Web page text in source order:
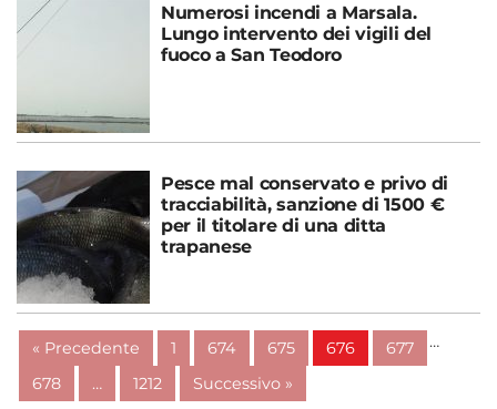
Numerosi incendi a Marsala.
Lungo intervento dei vigili del
fuoco a San Teodoro
Pesce mal conservato e privo di
tracciabilità, sanzione di 1500 €
per il titolare di una ditta
trapanese
« Precedente 1 …
674 675 676
677
678
… 1212 Successivo »